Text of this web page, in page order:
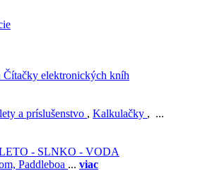
Čítačky elektronických kníh
a príslušenstvo , Kalkulačky , ...
- SLNKO - VODA
Paddleboa ... viac